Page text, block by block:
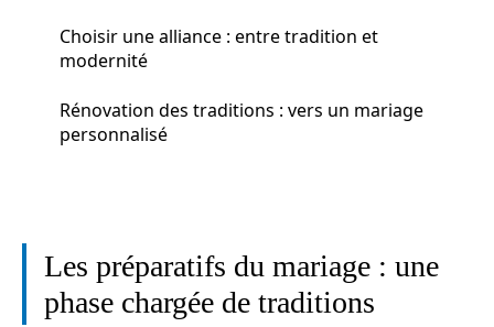
Choisir une alliance : entre tradition et
modernité
Rénovation des traditions : vers un mariage
personnalisé
Les préparatifs du mariage : une
phase chargée de traditions